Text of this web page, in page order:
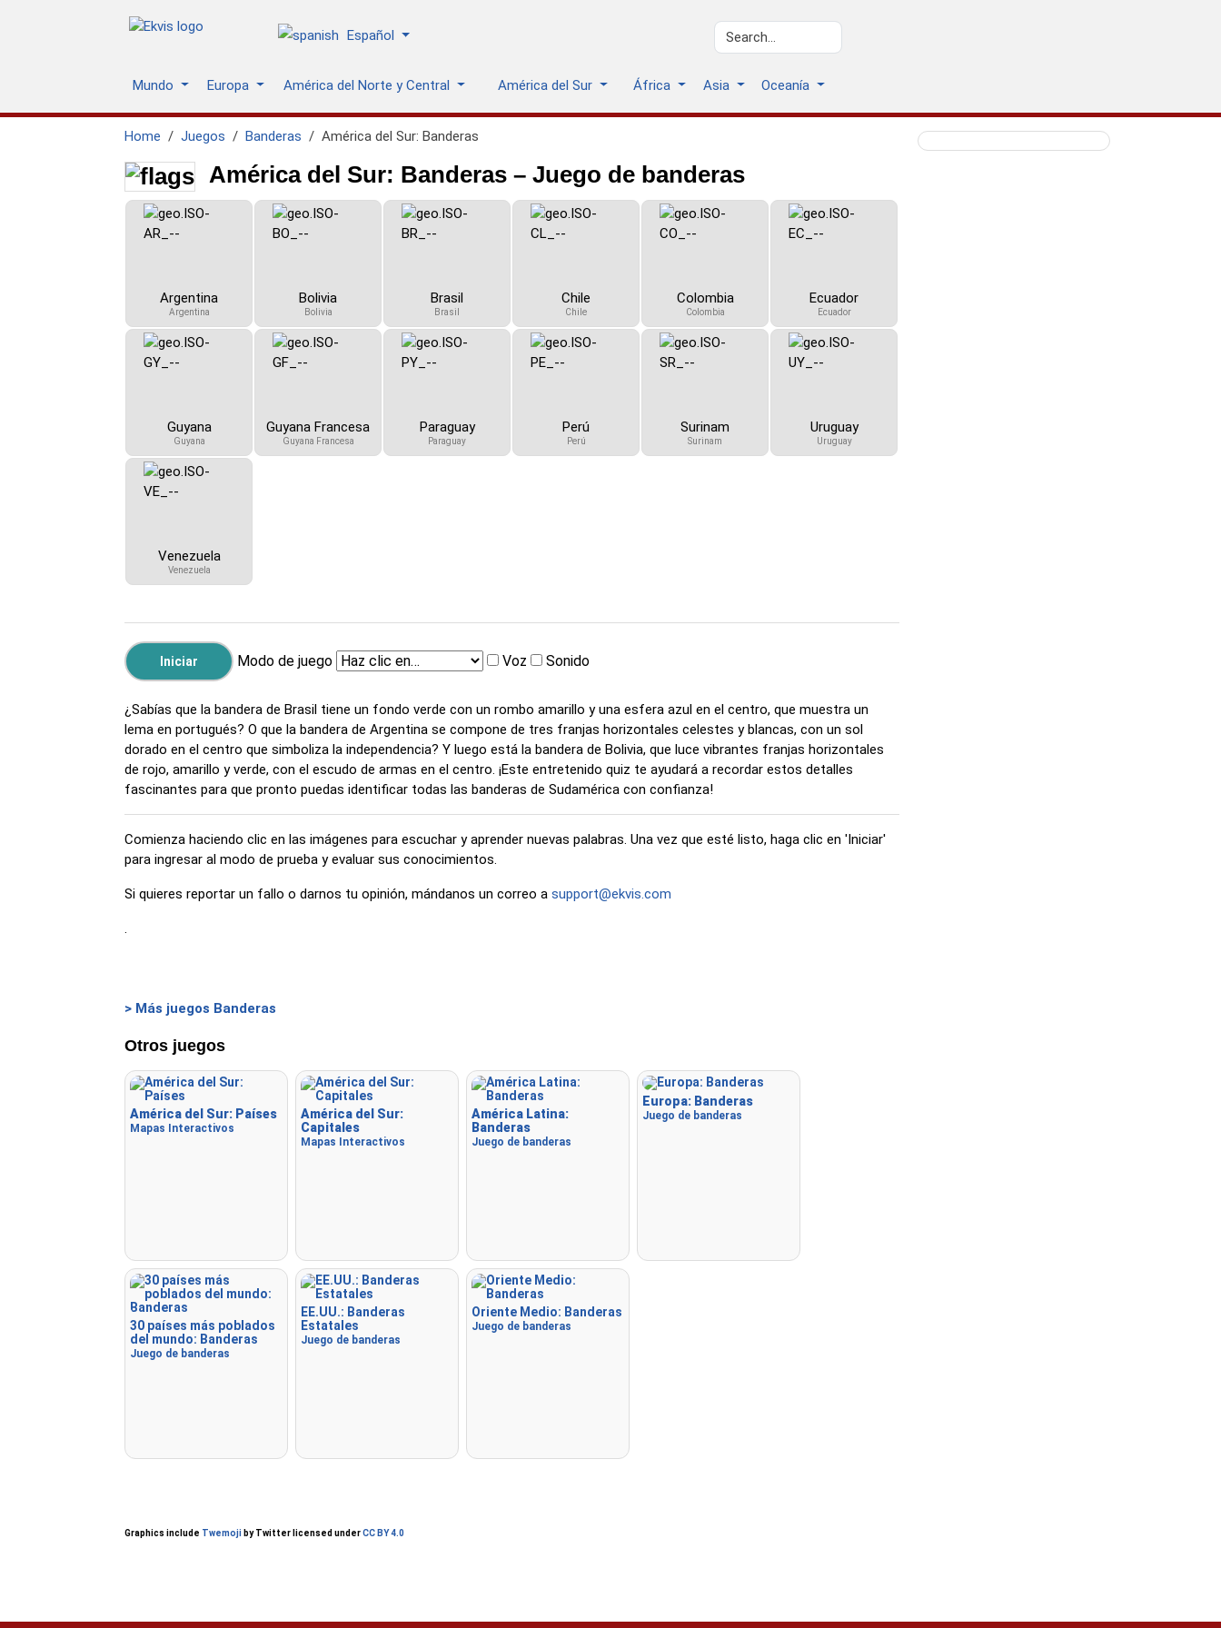
Español
Mundo Europa América del Norte y Central América del Sur África Asia Oceanía
Home Juegos Banderas América del Sur: Banderas
América del Sur: Banderas – Juego de banderas
Argentina
Argentina
Bolivia
Bolivia
Brasil
Brasil
Chile
Chile
Colombia
Colombia
Ecuador
Ecuador
Guyana
Guyana
Guyana Francesa
Guyana Francesa
Paraguay
Paraguay
Perú
Perú
Surinam
Surinam
Uruguay
Uruguay
Venezuela
Venezuela
Modo de juego Voz Sonido
¿Sabías que la bandera de Brasil tiene un fondo verde con un rombo amarillo y una esfera azul en el centro, que muestra un
lema en portugués? O que la bandera de Argentina se compone de tres franjas horizontales celestes y blancas, con un sol
dorado en el centro que simboliza la independencia? Y luego está la bandera de Bolivia, que luce vibrantes franjas horizontales
de rojo, amarillo y verde, con el escudo de armas en el centro. ¡Este entretenido quiz te ayudará a recordar estos detalles
fascinantes para que pronto puedas identificar todas las banderas de Sudamérica con confianza!
Comienza haciendo clic en las imágenes para escuchar y aprender nuevas palabras. Una vez que esté listo, haga clic en 'Iniciar'
para ingresar al modo de prueba y evaluar sus conocimientos.
Si quieres reportar un fallo o darnos tu opinión, mándanos un correo a support@ekvis.com
.
> Más juegos Banderas
Otros juegos
América del Sur: Países
Mapas Interactivos
América del Sur:
Capitales
Mapas Interactivos
América Latina:
Banderas
Juego de banderas
Europa: Banderas
Juego de banderas
30 países más poblados
del mundo: Banderas
Juego de banderas
EE.UU.: Banderas
Estatales
Juego de banderas
Oriente Medio: Banderas
Juego de banderas
Graphics include Twemoji by Twitter licensed underCC BY 4.0